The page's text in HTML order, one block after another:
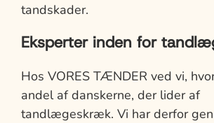
tandskader.
Eksperter inden for
Hos VORES TÆNDER ved vi,
andel af danskerne, der lider af
tandlægeskræk. Vi har derfor